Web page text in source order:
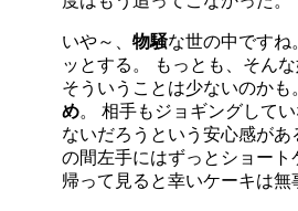
いや～、 物騒な世の中ですね
ッとする。 もっとも、そん
そういうことは少ないのか
め。 相手もジョギングして
ないだろうという安心感が
の間左手にはずっとショー
帰って見ると幸いケーキは無